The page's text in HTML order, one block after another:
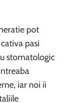
pot
pasi
stomatologic
iar noi ii